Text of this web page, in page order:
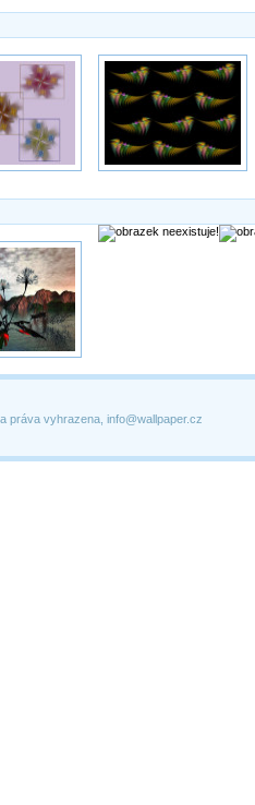
práva vyhrazena, info@wallpaper.cz